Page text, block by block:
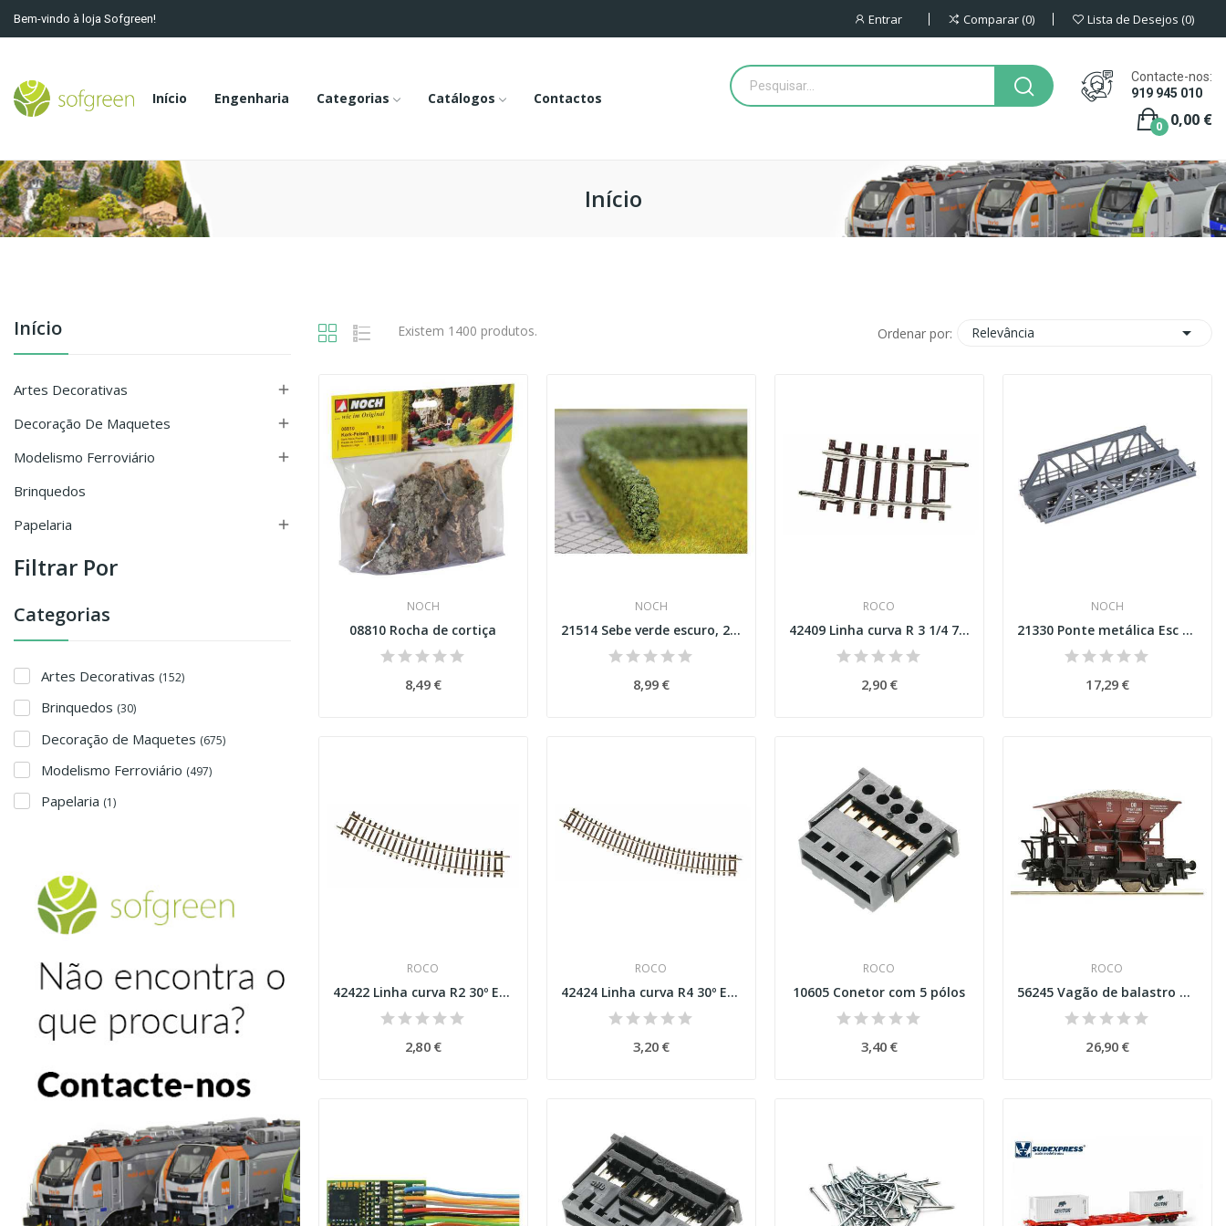
Bem-vindo à loja Sofgreen! Entrar Comparar 0 Lista de Desejos 0
Início Engenharia Categorias Catálogos Contactos
Contacte-nos:
919 945 010
0,00 €
0
Início
Início
Artes Decorativas 
Decoração De Maquetes 
Modelismo Ferroviário 
Brinquedos
Papelaria

Filtrar Por
Categorias
Artes Decorativas (152)
Brinquedos (30)
Decoração de Maquetes (675)
Modelismo Ferroviário (497)
Papelaria (1)
Existem 1400 produtos. Ordenar por: Relevância 
NOCH
08810 Rocha de cortiça
8,49 €
NOCH
21514 Sebe verde escuro, 2 peças de 1,5 cm x...
8,99 €
ROCO
42409 Linha curva R 3 1/4 7,5º Esc H0
2,90 €
NOCH
21330 Ponte metálica Esc H0
17,29 €
ROCO
42422 Linha curva R2 30º Esc H0
2,80 €
ROCO
42424 Linha curva R4 30º Esc H0
3,20 €
ROCO
10605 Conetor com 5 pólos
3,40 €
ROCO
56245 Vagão de balastro Talbot, DB Esc H0
26,90 €